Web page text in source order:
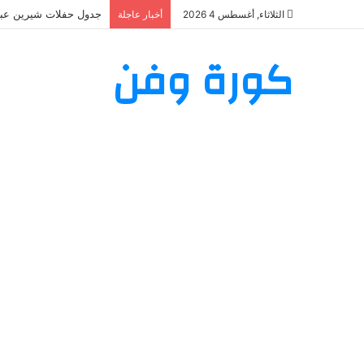
الثلاثاء, أغسطس 4 2026 أخبار عاجلة جدول حفلات شيرين عبد الوهاب 2026: تعرف على مواعيد وأماكن
كورة وفن